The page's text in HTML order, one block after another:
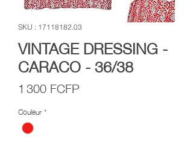
SKU : 17118182.03
VINTAGE DRESSING -
CARACO - 36/38
1 300 FCFP
Couleur*